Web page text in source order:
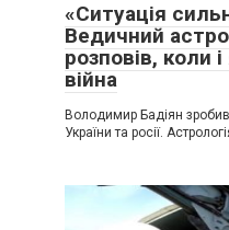
«Ситуація
Ведичний
розповів, коли
війна
Володимир Бадіян
України та росії.